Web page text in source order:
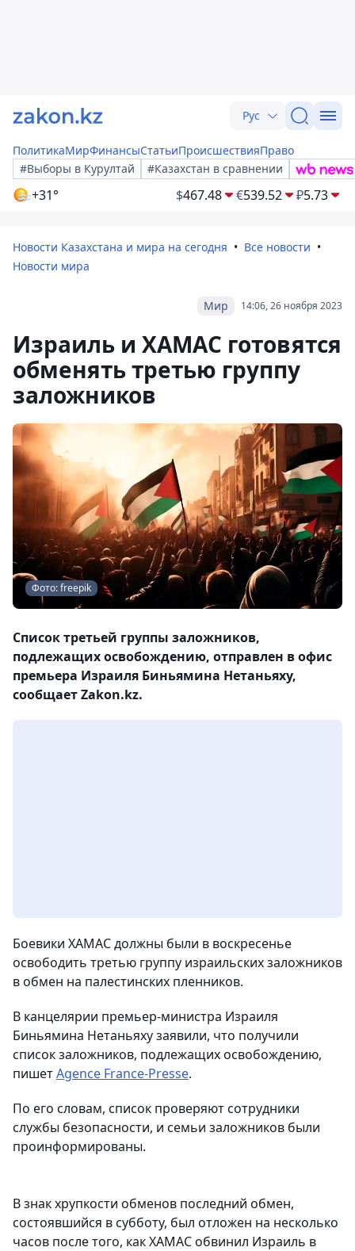
Рус
ПолитикаМирФинансыСтатьиПроисшествияПраво
#Выборы в Курултай
#Казахстан в сравнении
+31° $467.48 €539.52 ₽5.73
Новости Казахстана и мира на сегодня
Все новости
Новости мира
14:06, 26 ноября 2023
Мир
Израиль и ХАМАС готовятся
обменять третью группу
заложников
Фото: freepik
Список третьей группы заложников,
подлежащих освобождению, отправлен в офис
премьера Израиля Биньямина Нетаньяху,
сообщает Zakon.kz.
Боевики ХАМАС должны были в воскресенье
освободить третью группу израильских заложников
в обмен на палестинских пленников.
В канцелярии премьер-министра Израиля
Биньямина Нетаньяху заявили, что получили
список заложников, подлежащих освобождению,
пишетAgence France-Presse.
По его словам, список проверяют сотрудники
службы безопасности, и семьи заложников были
проинформированы.
В знак хрупкости обменов последний обмен,
состоявшийся в субботу, был отложен на несколько
часов после того, как ХАМАС обвинил Израиль в